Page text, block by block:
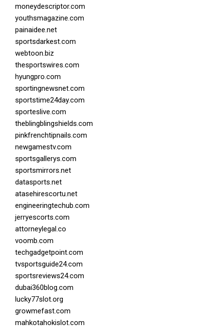
moneydescriptor.com
youthsmagazine.com
painaidee.net
sportsdarkest.com
webtoon.biz
thesportswires.com
hyungpro.com
sportingnewsnet.com
sportstime24day.com
sporteslive.com
theblingblingshields.com
pinkfrenchtipnails.com
newgamestv.com
sportsgallerys.com
sportsmirrors.net
datasports.net
atasehirescortu.net
engineeringtechub.com
jerryescorts.com
attorneylegal.co
voomb.com
techgadgetpoint.com
tvsportsguide24.com
sportsreviews24.com
dubai360blog.com
lucky77slot.org
growmefast.com
mahkotahokislot.com